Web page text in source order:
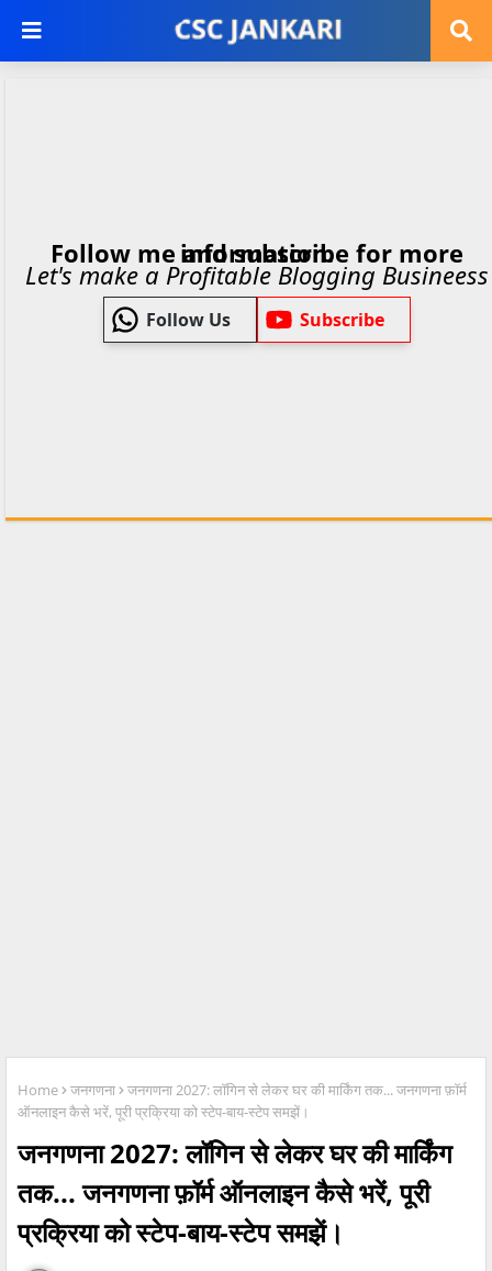
Follow me and subscribe for more information.
Let's make a Profitable Blogging Busineess
Follow Us Subscribe
Home जनगणना
जनगणना 2027: लॉगिन से लेकर घर की मार्किंग तक... जनगणना फ़ॉर्म
ऑनलाइन कैसे भरें, पूरी प्रक्रिया को स्टेप-बाय-स्टेप समझें।
जनगणना 2027: लॉगिन से लेकर घर की मार्किंग
तक... जनगणना फ़ॉर्म ऑनलाइन कैसे भरें, पूरी
प्रक्रिया को स्टेप-बाय-स्टेप समझें।